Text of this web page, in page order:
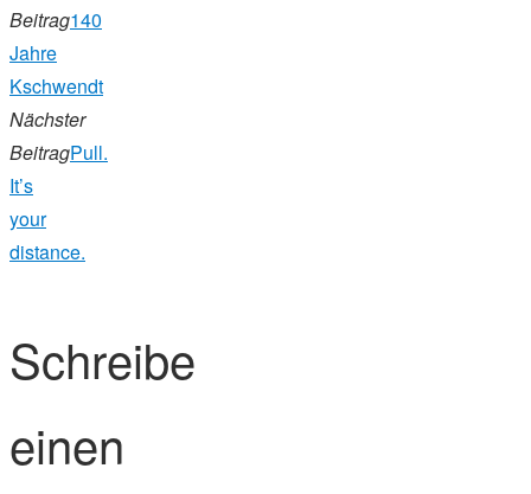
Beitrag140
Jahre
Kschwendt
Nächster
BeitragPull.
It’s
your
distance.
Schreibe
einen